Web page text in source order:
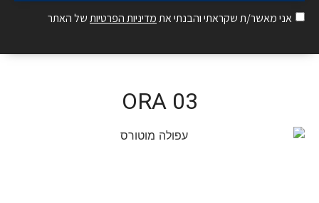
אני מאשר/ת שקראתי והבנתי אתמדיניות הפרטיותשל האתר
ORA 03